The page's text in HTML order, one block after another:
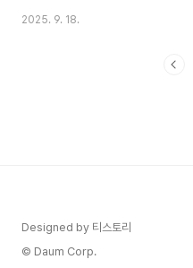
겪는 문제이니까요. 하지만 놀랍게도
할까? 세계적인 성공인사들의 공통점
2025. 9. 18.
Designed by 티스토리
© Daum Corp.